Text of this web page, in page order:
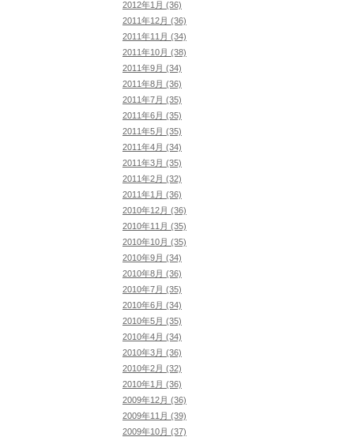
2012年1月 (36)
2011年12月 (36)
2011年11月 (34)
2011年10月 (38)
2011年9月 (34)
2011年8月 (36)
2011年7月 (35)
2011年6月 (35)
2011年5月 (35)
2011年4月 (34)
2011年3月 (35)
2011年2月 (32)
2011年1月 (36)
2010年12月 (36)
2010年11月 (35)
2010年10月 (35)
2010年9月 (34)
2010年8月 (36)
2010年7月 (35)
2010年6月 (34)
2010年5月 (35)
2010年4月 (34)
2010年3月 (36)
2010年2月 (32)
2010年1月 (36)
2009年12月 (36)
2009年11月 (39)
2009年10月 (37)